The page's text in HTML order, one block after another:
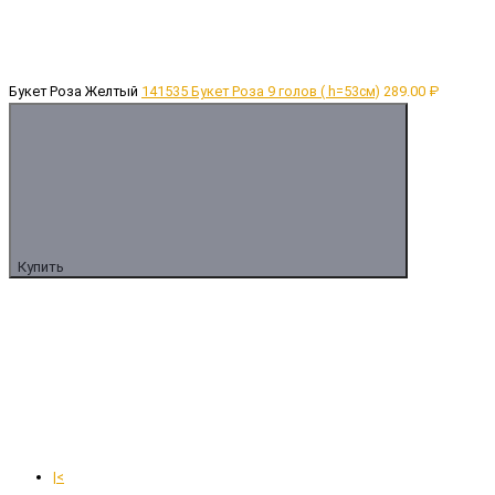
Букет Роза Желтый 141535 Букет Роза 9 голов ( h=53см) 289.00 ₽
Купить
|<